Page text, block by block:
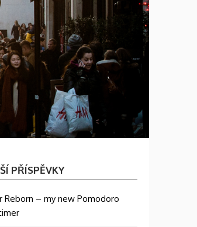
PŘÍSPĚVKY
Reborn – my new Pomodoro